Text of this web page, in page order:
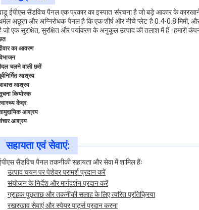
ईपीएस सैंडविच पैनल एक प्रकार का इस्पात संरचना है जो बड़े आकार के कारखाने
अछूता और अग्निरोधक पैनल है कि एक शीर्ष और नीचे प्लेट है 0.4-0.8 मिमी,
जो एक सुरक्षित, सुरक्षित और पर्यावरण के अनुकूल उत्पाद की तलाश में हैं।हमारी
का आवरण
चलने वाली छतें
आश्रय
आश्रय
कियोस्क
केंद्र
आश्रय
आश्रय
सहायता एवं सेवाएं:
सैंडविच पैनल तकनीकी सहायता और सेवा में शामिल हैंः
उत्पाद चयन पर पेशेवर परामर्श प्रदान करें
संयोजन के निर्देश और मार्गदर्शन प्रदान करें
ग्राहक पूछताछ और तकनीकी सलाह के लिए त्वरित प्रतिक्रिया
रखरखाव सेवाएं और स्पेयर पार्ट्स प्रदान करना